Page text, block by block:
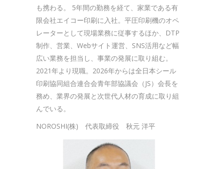
も携わる。 5年間の勤務を経て、家業である有
限会社エイコー印刷に入社。平圧印刷機のオペ
レーターとして現場業務に従事するほか、DTP
制作、営業、Webサイト運営、SNS活用など幅
広い業務を担当し、事業の発展に取り組む。
2021年より現職。2026年からは全日本シール
印刷協同組合連合会青年部協議会（JS）会長を
務め、業界の発展と次世代人材の育成に取り組
んでいる。
NOROSHI(株) 代表取締役 秋元 洋平